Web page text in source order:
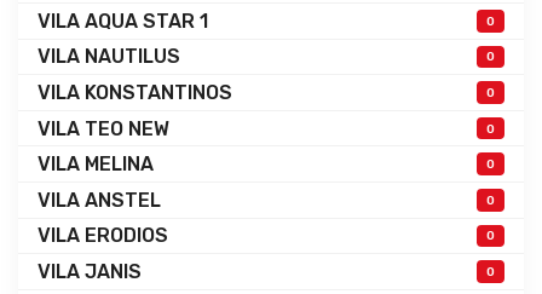
VILA AQUA STAR 1 0
VILA NAUTILUS 0
VILA KONSTANTINOS 0
VILA TEO NEW 0
VILA MELINA 0
VILA ANSTEL 0
VILA ERODIOS 0
VILA JANIS 0